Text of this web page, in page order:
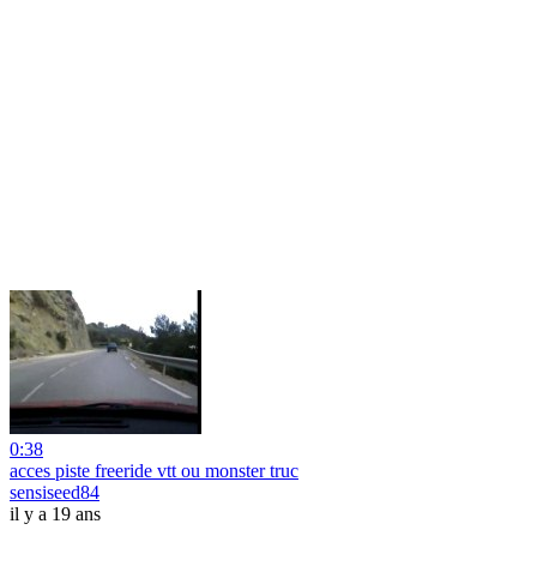
0:38
acces piste freeride vtt ou monster truc
sensiseed84
il y a 19 ans